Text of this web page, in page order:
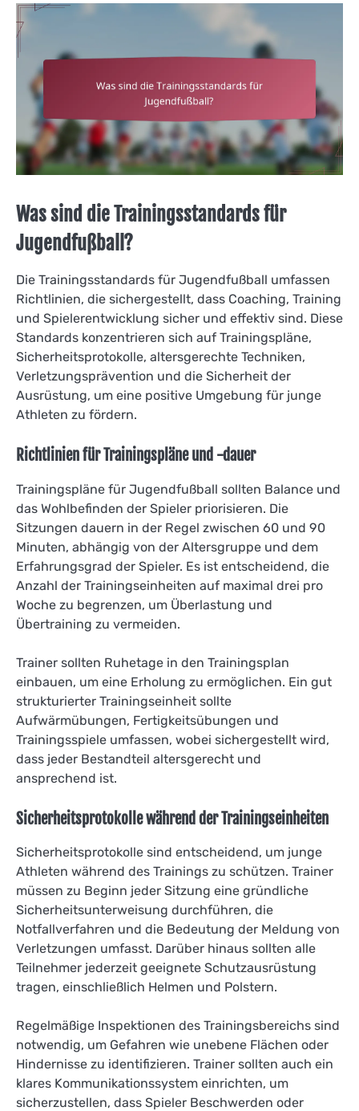
Was sind die Trainingsstandards für
Jugendfußball?
Die Trainingsstandards für Jugendfußball umfassen
Richtlinien, die sichergestellt, dass Coaching, Training
und Spielerentwicklung sicher und effektiv sind. Diese
Standards konzentrieren sich auf Trainingspläne,
Sicherheitsprotokolle, altersgerechte Techniken,
Verletzungsprävention und die Sicherheit der
Ausrüstung, um eine positive Umgebung für junge
Athleten zu fördern.
Richtlinien für Trainingspläne und -dauer
Trainingspläne für Jugendfußball sollten Balance und
das Wohlbefinden der Spieler priorisieren. Die
Sitzungen dauern in der Regel zwischen 60 und 90
Minuten, abhängig von der Altersgruppe und dem
Erfahrungsgrad der Spieler. Es ist entscheidend, die
Anzahl der Trainingseinheiten auf maximal drei pro
Woche zu begrenzen, um Überlastung und
Übertraining zu vermeiden.
Trainer sollten Ruhetage in den Trainingsplan
einbauen, um eine Erholung zu ermöglichen. Ein gut
strukturierter Trainingseinheit sollte
Aufwärmübungen, Fertigkeitsübungen und
Trainingsspiele umfassen, wobei sichergestellt wird,
dass jeder Bestandteil altersgerecht und
ansprechend ist.
Sicherheitsprotokolle während der Trainingseinheiten
Sicherheitsprotokolle sind entscheidend, um junge
Athleten während des Trainings zu schützen. Trainer
müssen zu Beginn jeder Sitzung eine gründliche
Sicherheitsunterweisung durchführen, die
Notfallverfahren und die Bedeutung der Meldung von
Verletzungen umfasst. Darüber hinaus sollten alle
Teilnehmer jederzeit geeignete Schutzausrüstung
tragen, einschließlich Helmen und Polstern.
Regelmäßige Inspektionen des Trainingsbereichs sind
notwendig, um Gefahren wie unebene Flächen oder
Hindernisse zu identifizieren. Trainer sollten auch ein
klares Kommunikationssystem einrichten, um
sicherzustellen, dass Spieler Beschwerden oder